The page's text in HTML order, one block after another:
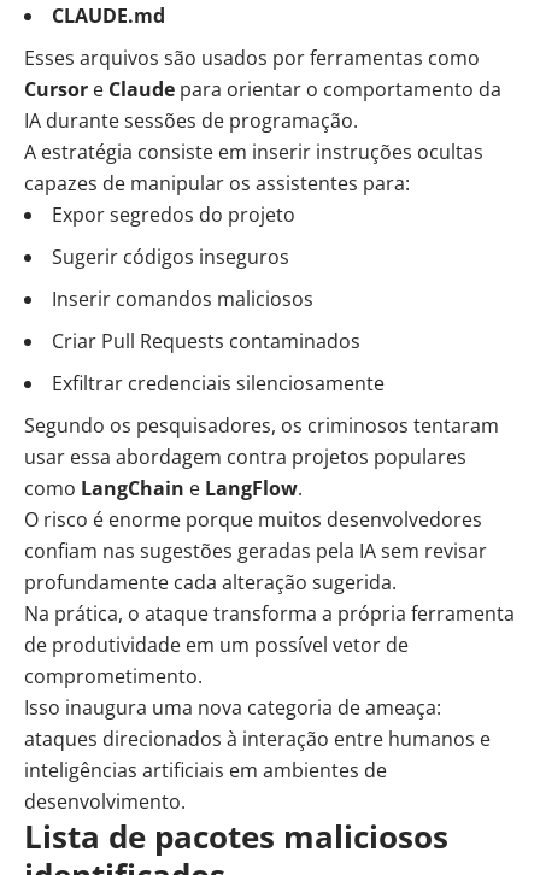
CLAUDE.md
Esses arquivos são usados por ferramentas como
Cursor e Claude para orientar o comportamento da
IA durante sessões de programação.
A estratégia consiste em inserir instruções ocultas
capazes de manipular os assistentes para:
Expor segredos do projeto
Sugerir códigos inseguros
Inserir comandos maliciosos
Criar Pull Requests contaminados
Exfiltrar credenciais silenciosamente
Segundo os pesquisadores, os criminosos tentaram
usar essa abordagem contra projetos populares
como LangChain e LangFlow.
O risco é enorme porque muitos desenvolvedores
confiam nas sugestões geradas pela IA sem revisar
profundamente cada alteração sugerida.
Na prática, o ataque transforma a própria ferramenta
de produtividade em um possível vetor de
comprometimento.
Isso inaugura uma nova categoria de ameaça:
ataques direcionados à interação entre humanos e
inteligências artificiais em ambientes de
desenvolvimento.
Lista de pacotes maliciosos